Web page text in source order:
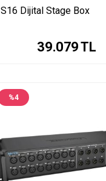
S16 Dijital Stage Box
39.079TL
%4